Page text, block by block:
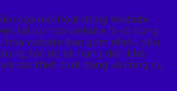
của mọi hoạt động Website
tối ưu hóa website là vô cùng
hóa website bao gồm nhiều yếu
tốc độ tải trang đến khả
các thiết bị di động và công cụ